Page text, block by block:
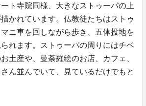
ト寺院同様、大きなストゥーパの上
かれています。仏教徒たちはストゥ
ニ車を回しながら歩き、五体投地を
れます。ストゥーパの周りにはチベ
土産や、曼荼羅絵のお店、カフェ、
ん並んでいて、見ているだけでもと